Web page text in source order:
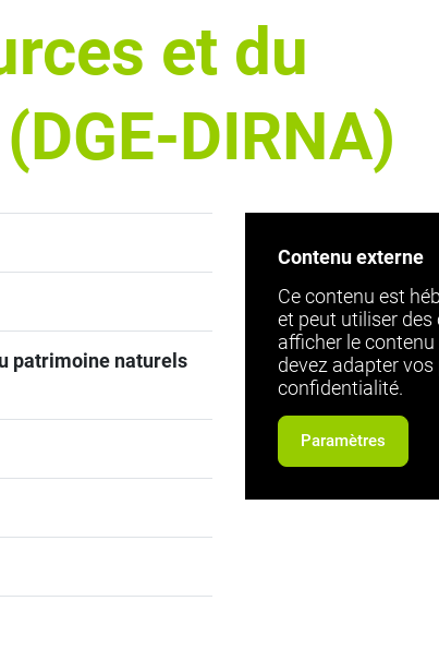
et du
DIRNA)
patrimoine naturels
Contenu externe
Ce contenu est
et peut utiliser des
afficher le contenu
devez adapter
confidentialité.
Paramètres